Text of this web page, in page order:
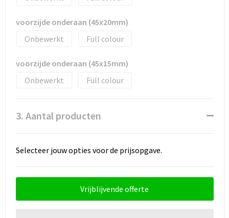
Wijn & Bier
Relatiegeschenken zomer
voorzijde onderaan (45x20mm)
Onbewerkt
Full colour
voorzijde onderaan (45x15mm)
Onbewerkt
Full colour
3. Aantal producten
Selecteer jouw opties voor de prijsopgave.
Vrijblijvende offerte